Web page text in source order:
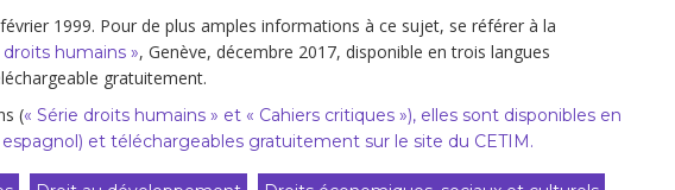
1999. Pour de plus amples informations à ce sujet, se référer à la
humains », Genève, décembre 2017, disponible en trois langues
gratuitement.
(« Série droits humains » et « Cahiers critiques »), elles sont disponibles en
et téléchargeables gratuitement sur le site du CETIM.